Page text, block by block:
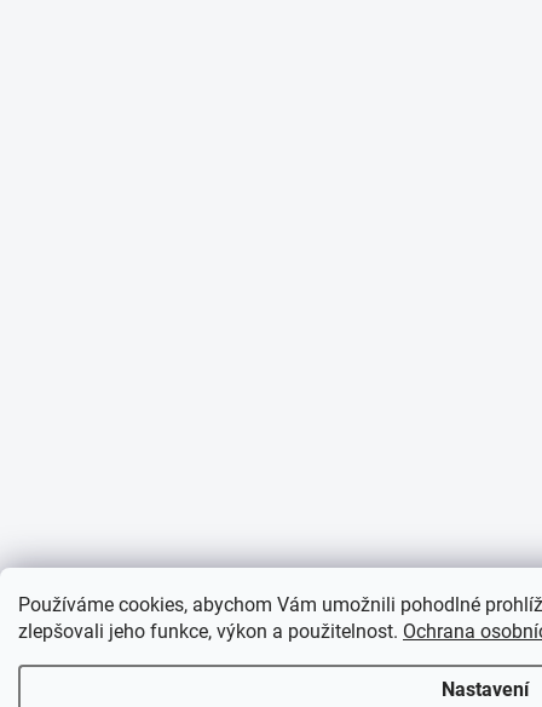
Používáme cookies, abychom Vám umožnili pohodlné
zlepšovali jeho funkce, výkon a použitelnost. Ochrana
Nastavení